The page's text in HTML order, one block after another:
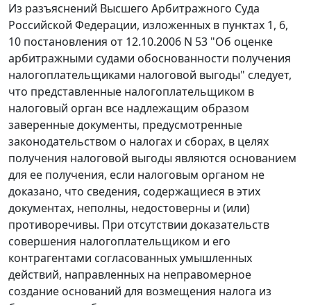
Из разъяснений Высшего Арбитражного Суда
Российской Федерации, изложенных в пунктах 1, 6,
10 постановления от 12.10.2006 N 53 "Об оценке
арбитражными судами обоснованности получения
налогоплательщиками налоговой выгоды" следует,
что представленные налогоплательщиком в
налоговый орган все надлежащим образом
заверенные документы, предусмотренные
законодательством о налогах и сборах, в целях
получения налоговой выгоды являются основанием
для ее получения, если налоговым органом не
доказано, что сведения, содержащиеся в этих
документах, неполны, недостоверны и (или)
противоречивы. При отсутствии доказательств
совершения налогоплательщиком и его
контрагентами согласованных умышленных
действий, направленных на неправомерное
создание оснований для возмещения налога из